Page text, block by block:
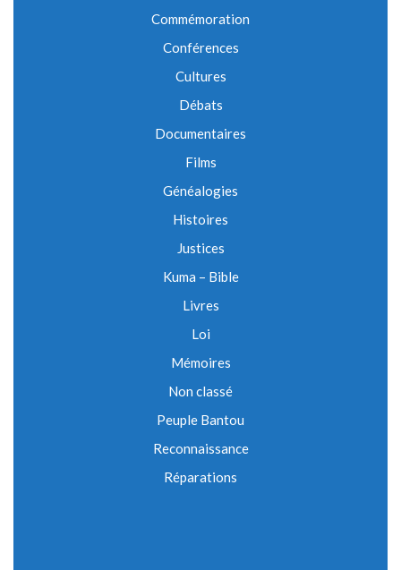
Commémoration
Conférences
Cultures
Débats
Documentaires
Films
Généalogies
Histoires
Justices
Kuma – Bible
Livres
Loi
Mémoires
Non classé
Peuple Bantou
Reconnaissance
Réparations